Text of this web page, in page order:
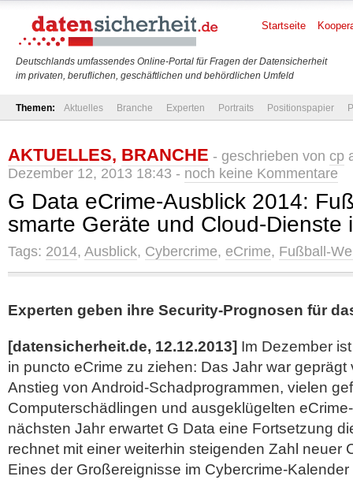
Deutschlands umfassendes Online-Portal für Fragen der Datensicherheit
im privaten, beruflichen, geschäftlichen und behördlichen Umfeld
Startseite
Themen: Aktuelles Branche Experten Portraits Positionspapier
AKTUELLES, BRANCHE - geschrieben von cp
Dezember 12, 2013 18:43 - noch keine Kommentare
G Data eCrime-Ausblick 2014:
smarte Geräte und Cloud-Dienste
Tags: 2014, Ausblick, Cybercrime, eCrime, Fußball-
Experten geben ihre Security-Prognosen für
[datensicherheit.de, 12.12.2013] Im Dezember
in puncto eCrime zu ziehen: Das Jahr war
Anstieg von Android-Schadprogrammen, vielen
Computerschädlingen und ausgeklügelten
nächsten Jahr erwartet G Data eine Fortsetzung
rechnet mit einer weiterhin steigenden Zahl neuer
Eines der Großereignisse im Cybercrime-